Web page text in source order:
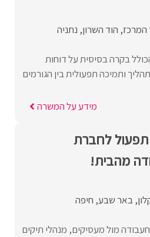
המרכז הוד השרון נתניה
בקרה בסיסית על דוחות
ותמיכה תפעולית בין הגורמים
מידע על המשרה
לחברת
מהבית!
באר שבע חיפה
מול מעסיקים, מנהלי תיקים